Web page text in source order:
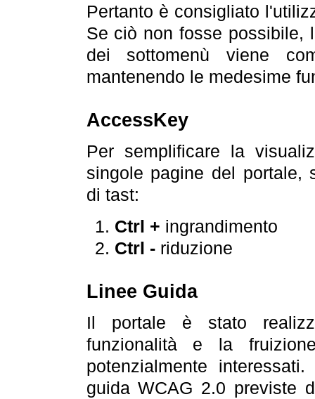
Pertanto è consigliato
Se ciò non fosse possibile,
dei sottomenù viene
mantenendo le medesime
AccessKey
Per semplificare la
singole pagine del portale,
di tast:
Ctrl + ingrandimento
Ctrl -riduzione
Linee Guida
Il portale è stato
funzionalità e la
potenzialmente
guida WCAG 2.0 previste